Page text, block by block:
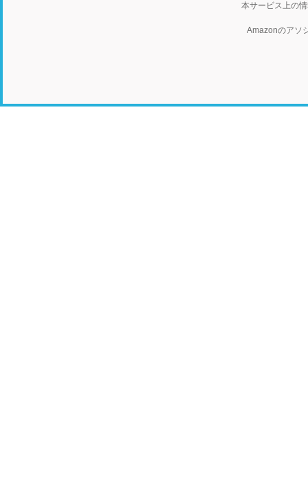
本サービス上の
Amazonのアソ